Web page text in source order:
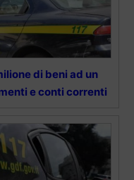
di beni ad un
e conti correnti